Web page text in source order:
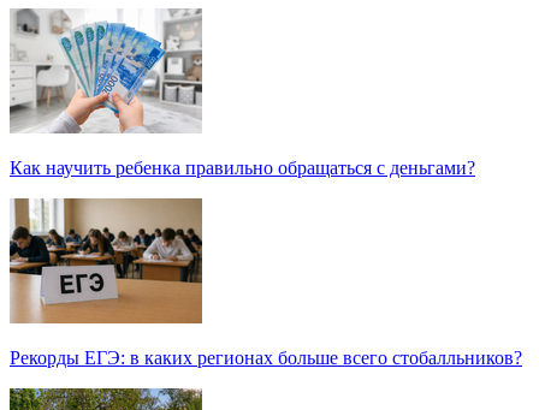
Как научить ребенка правильно обращаться с деньгами?
Рекорды ЕГЭ: в каких регионах больше всего стобалльников?